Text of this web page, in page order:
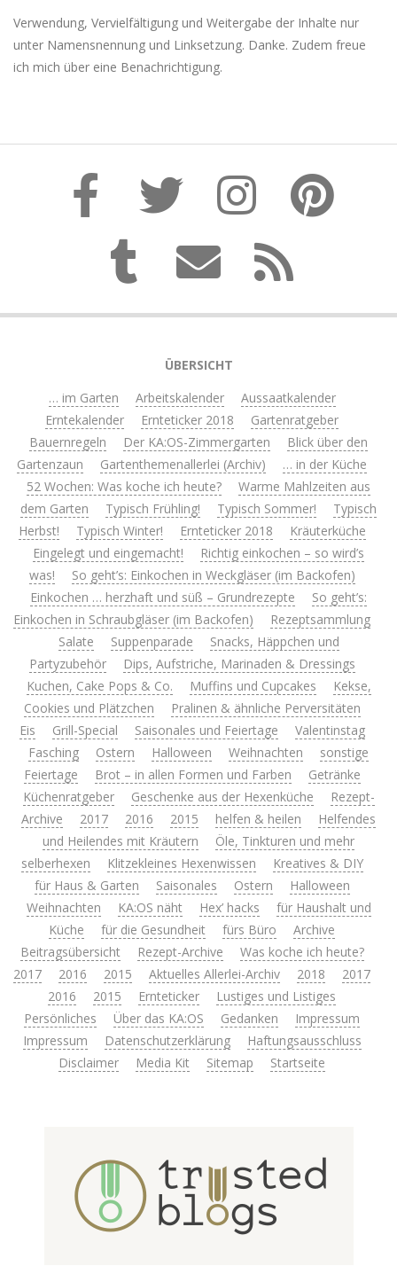
Verwendung, Vervielfältigung und Weitergabe der Inhalte nur
unter Namensnennung und Linksetzung. Danke. Zudem freue
ich mich über eine Benachrichtigung.
ÜBERSICHT
… im Garten
Arbeitskalender
Aussaatkalender
Erntekalender
Ernteticker 2018
Gartenratgeber
Bauernregeln
Der KA:OS-Zimmergarten
Blick über den
Gartenzaun
Gartenthemenallerlei (Archiv)
… in der Küche
52 Wochen: Was koche ich heute?
Warme Mahlzeiten aus
dem Garten
Typisch Frühling! Typisch Sommer!
Typisch
Herbst!
Typisch Winter! Ernteticker 2018
Kräuterküche
Eingelegt und eingemacht!
Richtig einkochen – so wird’s
was!
So geht’s: Einkochen in Weckgläser (im Backofen)
Einkochen … herzhaft und süß – Grundrezepte
So geht’s:
Einkochen in Schraubgläser (im Backofen)
Rezeptsammlung
Salate
Suppenparade
Snacks, Häppchen und
Partyzubehör
Dips, Aufstriche, Marinaden & Dressings
Kuchen, Cake Pops & Co.
Muffins und Cupcakes
Kekse,
Cookies und Plätzchen
Pralinen & ähnliche Perversitäten
Eis
Grill-Special Saisonales und Feiertage
Valentinstag
Fasching
Ostern Halloween Weihnachten
sonstige
Feiertage
Brot – in allen Formen und Farben
Getränke
Küchenratgeber
Geschenke aus der Hexenküche
Rezept-
Archive
2017 2016 2015 helfen & heilen
Helfendes
und Heilendes mit Kräutern
Öle, Tinkturen und mehr
selberhexen
Klitzekleines Hexenwissen
Kreatives & DIY
für Haus & Garten
Saisonales Ostern
Halloween
Weihnachten
KA:OS näht Hex’ hacks
für Haushalt und
Küche
für die Gesundheit fürs Büro
Archive
Beitragsübersicht
Rezept-Archive
Was koche ich heute?
2017
2016 2015 Aktuelles Allerlei-Archiv 2018
2017
2016
2015 Ernteticker
Lustiges und Listiges
Persönliches
Über das KA:OS Gedanken
Impressum
Impressum
Datenschutzerklärung
Haftungsausschluss
Disclaimer
Media Kit Sitemap Startseite